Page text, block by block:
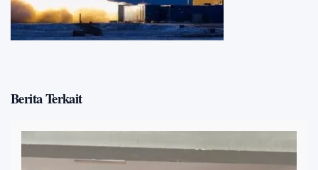
Berita Terkait